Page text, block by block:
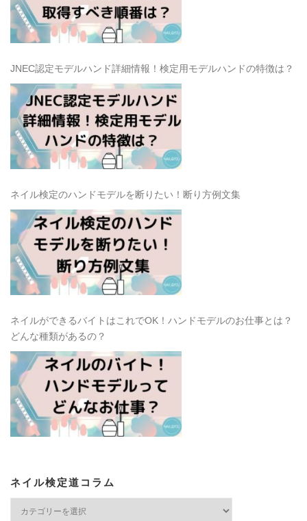
JNEC認定モデルハンド詳細情報！検定用モデルハンドの特徴は？
ネイル検定のハンドモデルを断りたい！断り方例文集
ネイルができるバイトはこれでOK！ハンドモデルのお仕事とは？
どんな種類があるの？
ネイル検定道コラム